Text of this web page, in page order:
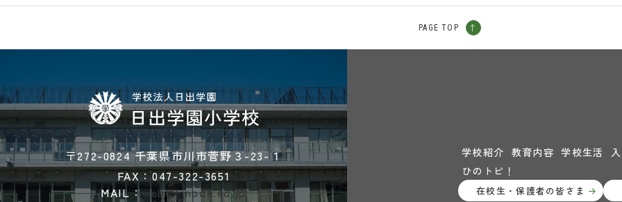
PAGE TOP
〒272-0824 千葉県市川市菅野３-23-１
FAX：047-322-3651
MAIL：web@hinode.ed.jp
学校紹介 教育内容 学校生活
ひのトピ！
在校生・保護者の皆さま